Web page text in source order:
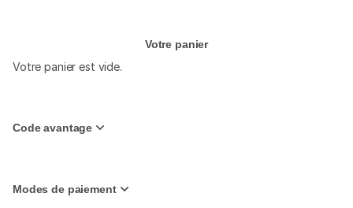
Votre panier
Votre panier est vide.
Code avantage
Modes de paiement